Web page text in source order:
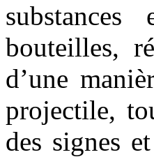
bouteilles,
d’une
projectile,
des signes